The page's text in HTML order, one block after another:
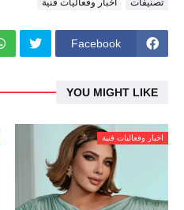
Facebook
YOU MIGHT LIKE
اخبار وفعاليات فنية